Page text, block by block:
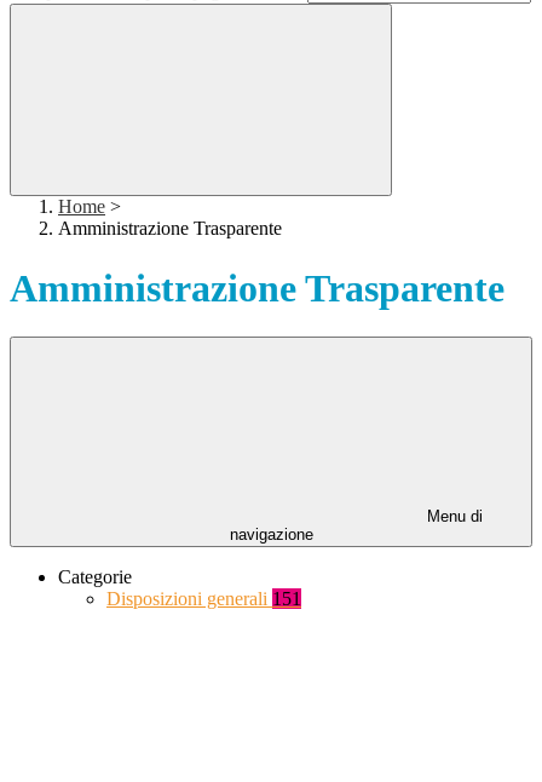
Home >
Amministrazione Trasparente
Amministrazione Trasparente
Menu di
navigazione
Categorie
Disposizioni generali 151